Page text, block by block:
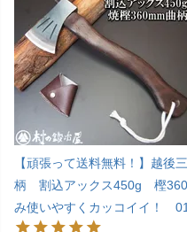
【頑張って送料無料！】越
柄 割込アックス450g 樫
み使いやすくカッコイイ！